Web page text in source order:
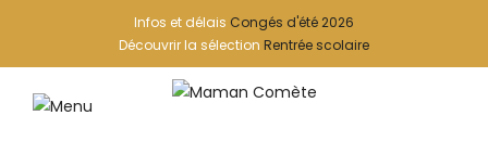
Infos et délais Congés d'été 2026
Découvrir la sélection Rentrée scolaire